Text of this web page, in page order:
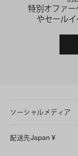
特別オファ
やセールイ
ソーシャルメディア
配送先Japan ¥